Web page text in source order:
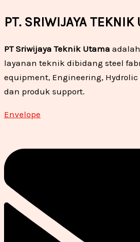
PT. SRIWIJAYA TEKNIK
PT Sriwijaya Teknik Utama
layanan teknik dibidang steel
equipment, Engineering, Hydrolic
dan produk support.
Envelope